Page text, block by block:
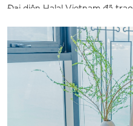
Đại diện Halal Vietnam đã
Lounge trong việc áp dụng
Halal.